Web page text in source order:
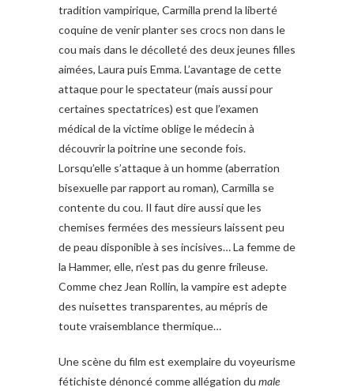
tradition vampirique, Carmilla prend la liberté
coquine de venir planter ses crocs non dans le
cou mais dans le décolleté des deux jeunes filles
aimées, Laura puis Emma. L’avantage de cette
attaque pour le spectateur (mais aussi pour
certaines spectatrices) est que l’examen
médical de la victime oblige le médecin à
découvrir la poitrine une seconde fois.
Lorsqu’elle s’attaque à un homme (aberration
bisexuelle par rapport au roman), Carmilla se
contente du cou. Il faut dire aussi que les
chemises fermées des messieurs laissent peu
de peau disponible à ses incisives… La femme de
la Hammer, elle, n’est pas du genre frileuse.
Comme chez Jean Rollin, la vampire est adepte
des nuisettes transparentes, au mépris de
toute vraisemblance thermique…
Une scène du film est exemplaire du voyeurisme
fétichiste dénoncé comme allégation du male